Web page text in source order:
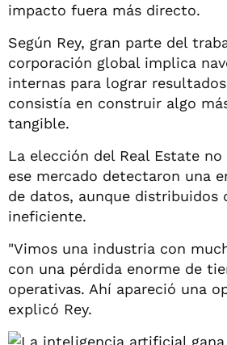
impacto fuera más directo.
Según Rey, gran parte del
corporación global implica
internas para lograr
consistía en construir algo
tangible.
La elección del Real Estate no
ese mercado detectaron una
de datos, aunque distribuidos
ineficiente.
"Vimos una industria con
con una pérdida enorme de
operativas. Ahí apareció una
explicó Rey.